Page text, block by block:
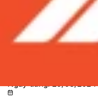
Krea AI -
video bằng trí
phí
Ngày đăng:29/08/2024